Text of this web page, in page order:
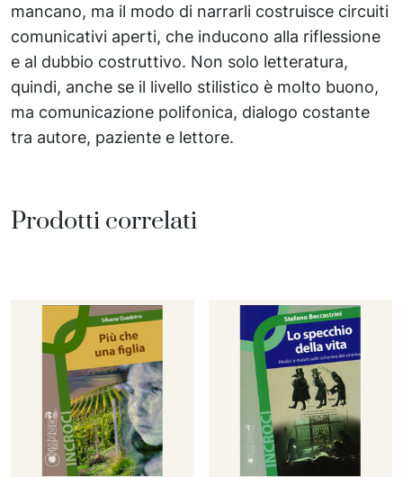
mancano, ma il modo di narrarli costruisce circuiti
comunicativi aperti, che inducono alla riflessione
e al dubbio costruttivo. Non solo letteratura,
quindi, anche se il livello stilistico è molto buono,
ma comunicazione polifonica, dialogo costante
tra autore, paziente e lettore.
Prodotti correlati